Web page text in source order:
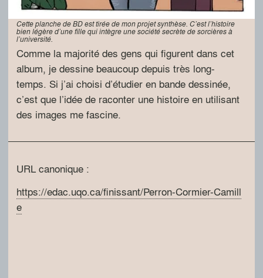
Cette planche de BD est tirée de mon projet synthèse. C’est l’histoire
bien légère d’une fille qui intègre une société secrète de sorcières à
l’université.
Comme la majorité des gens qui figurent dans cet
album, je dessine beaucoup depuis très long-
temps. Si j’ai choisi d’étudier en bande dessinée,
c’est que l’idée de raconter une histoire en utilisant
des images me fascine.
URL canonique :
https://edac.uqo.ca/finissant/Perron-Cormier-Camill
e